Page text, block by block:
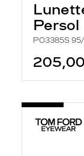
Persol
PO3385S